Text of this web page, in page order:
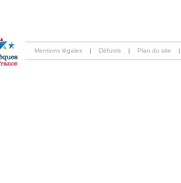
Mentions légales | Défunts | Plan du site |